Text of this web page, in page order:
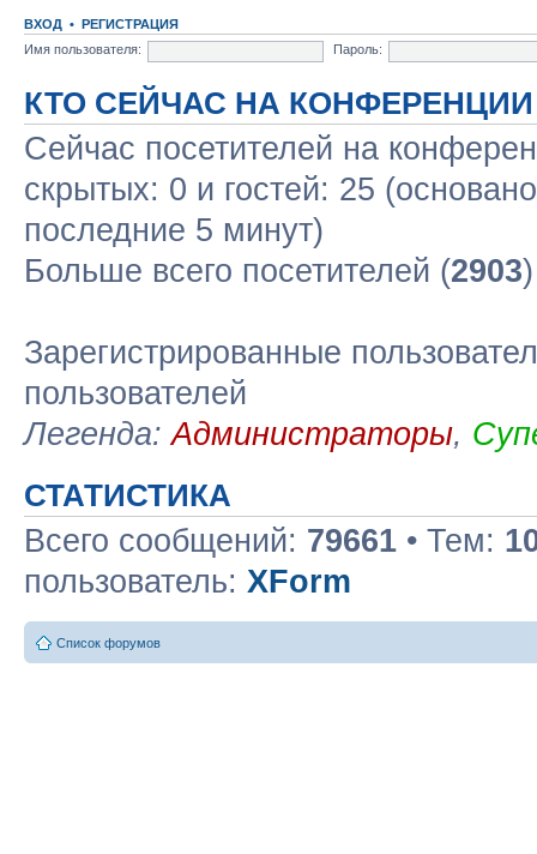
ВХОД • РЕГИСТРАЦИЯ
Имя пользователя:
Пароль:
КТО СЕЙЧАС НА КОНФЕРЕНЦИИ
Сейчас посетителей на
скрытых: 0 и гостей: 25
последние 5 минут)
Больше всего посетителей (2903
Зарегистрированные
пользователей
Легенда:Администраторы,
СТАТИСТИКА
Всего сообщений: 79661 • Тем:
пользователь: XForm
Список форумов